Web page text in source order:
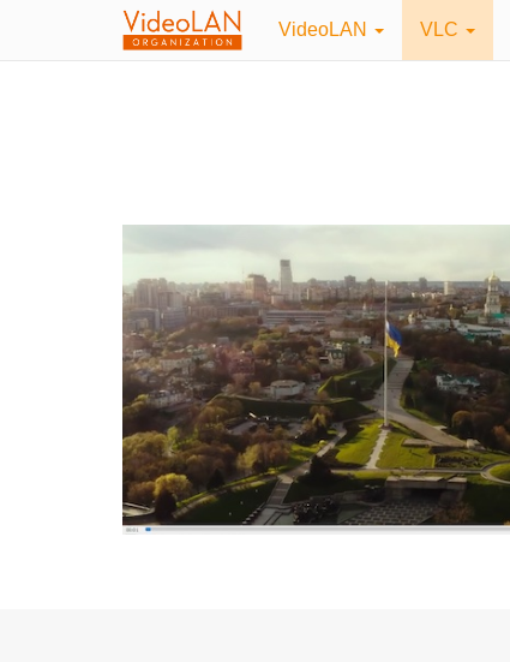
VideoLAN VLC